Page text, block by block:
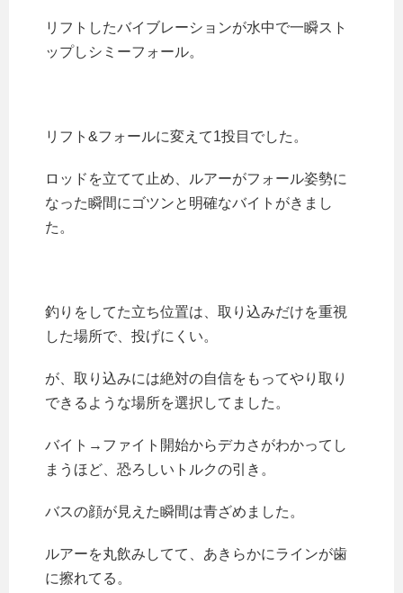
リフトしたバイブレーションが水中で一瞬スト
ップしシミーフォール。
リフト&フォールに変えて1投目でした。
ロッドを立てて止め、ルアーがフォール姿勢に
なった瞬間にゴツンと明確なバイトがきまし
た。
釣りをしてた立ち位置は、取り込みだけを重視
した場所で、投げにくい。
が、取り込みには絶対の自信をもってやり取り
できるような場所を選択してました。
バイト→ファイト開始からデカさがわかってし
まうほど、恐ろしいトルクの引き。
バスの顔が見えた瞬間は青ざめました。
ルアーを丸飲みしてて、あきらかにラインが歯
に擦れてる。